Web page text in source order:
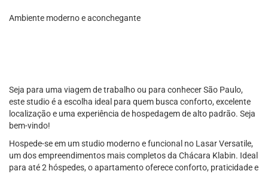
Ambiente moderno e aconchegante
Seja para uma viagem de trabalho ou para conhecer São Paulo,
este studio é a escolha ideal para quem busca conforto, excelente
localização e uma experiência de hospedagem de alto padrão. Seja
bem-vindo!
Hospede-se em um studio moderno e funcional no Lasar Versatile,
um dos empreendimentos mais completos da Chácara Klabin. Ideal
para até 2 hóspedes, o apartamento oferece conforto, praticidade e